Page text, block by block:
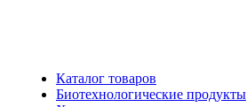
Каталог товаров
Биотехнологические продукты